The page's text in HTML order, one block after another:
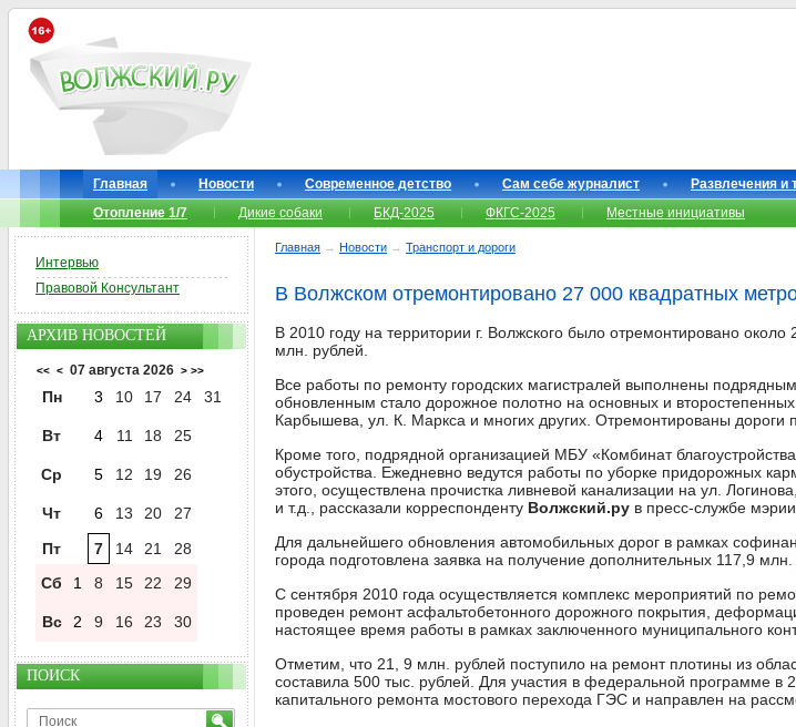
Главная Новости Современное детство Сам себе журналист
Развлечения и
Отопление 1/7
Дикие собаки БКД-2025 ФКГС-2025 Местные инициативы
Главная → Новости → Транспорт и дороги
В Волжском отремонтировано 27 000 квадратных
В 2010 году на территории г. Волжского было отремонтировано
млн. рублей.
Все работы по ремонту городских магистралей выполнены
обновленным стало дорожное полотно на основных и
Карбышева, ул. К. Маркса и многих других. Отремонтированы
Кроме того, подрядной организацией МБУ «Комбинат
обустройства. Ежедневно ведутся работы по уборке придорожных
этого, осуществлена прочистка ливневой канализации на ул.
и т.д., рассказали корреспонденту Волжский.ру в пресс-службе мэрии.
Для дальнейшего обновления автомобильных дорог в рамках
города подготовлена заявка на получение дополнительных 117,9 млн.
С сентября 2010 года осуществляется комплекс мероприятий по
проведен ремонт асфальтобетонного дорожного покрытия,
настоящее время работы в рамках заключенного муниципального
Отметим, что 21, 9 млн. рублей поступило на ремонт плотины из
составила 500 тыс. рублей. Для участия в федеральной программе в
капитального ремонта мостового перехода ГЭС и направлен на
Интервью
Правовой Консультант
АРХИВ НОВОСТЕЙ
<< < 07 августа 2026 > >>
Пн 3 10 17 24 31
Вт 4 11 18 25
Ср 5 12 19 26
Чт 6 13 20
27
Пт
7 14 21
28
Сб
1 8 15 22 29
Вс 2 9 16 23 30
ПОИСК